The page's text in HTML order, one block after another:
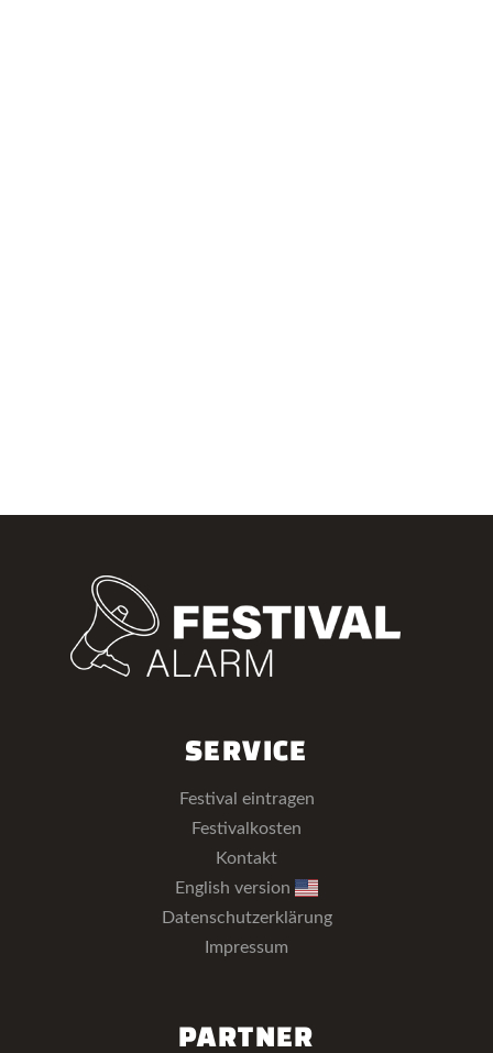
SERVICE
Festival eintragen
Festivalkosten
Kontakt
English version
Datenschutzerklärung
Impressum
PARTNER